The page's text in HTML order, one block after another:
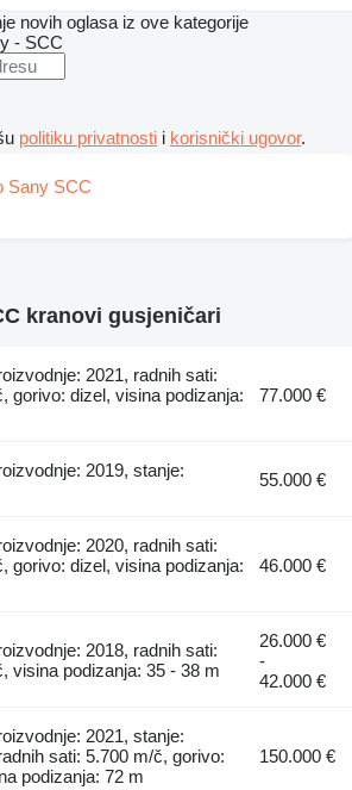
novih oglasa iz ove kategorije
- SCC
politiku privatnosti i korisnički ugovor.
Sany SCC
kranovi gusjeničari
2021, radnih sati:
gorivo: dizel, visina podizanja:
77.000 €
2019, stanje:
55.000 €
2020, radnih sati:
gorivo: dizel, visina podizanja:
46.000 €
2018, radnih sati:
visina podizanja: 35 - 38 m
26.000 €
-
42.000 €
2021, stanje:
sati: 5.700 m/č, gorivo:
podizanja: 72 m
150.000 €